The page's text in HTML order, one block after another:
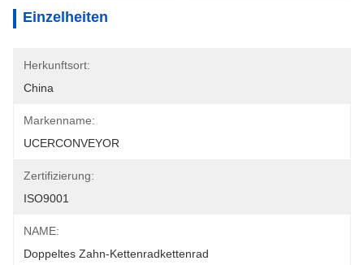
Einzelheiten
Herkunftsort:
China
Markenname:
UCERCONVEYOR
Zertifizierung:
ISO9001
NAME:
Doppeltes Zahn-Kettenradkettenrad